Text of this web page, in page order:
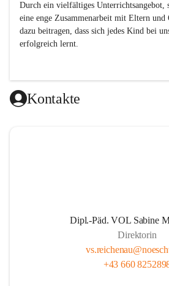
Durch ein vielfältiges Unterrichtsangebot,
eine enge Zusammenarbeit mit Eltern
dazu beitragen, dass sich jedes Kind bei
erfolgreich lernt.
Kontakte
Dipl.-Päd. VOL Sabine
Direktorin
+43 660